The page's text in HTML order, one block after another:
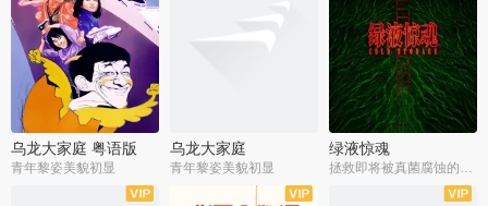
乌龙大家庭 粤语版
青年黎姿美貌初显
乌龙大家庭
青年黎姿美貌初显
绿液惊魂
拯救即将被真菌腐蚀的世界